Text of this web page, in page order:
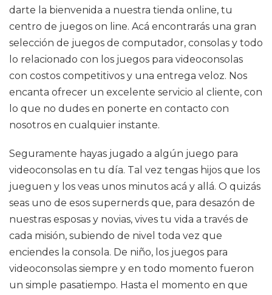
darte la bienvenida a nuestra tienda online, tu
centro de juegos on line. Acá encontrarás una gran
selección de juegos de computador, consolas y todo
lo relacionado con los juegos para videoconsolas
con costos competitivos y una entrega veloz. Nos
encanta ofrecer un excelente servicio al cliente, con
lo que no dudes en ponerte en contacto con
nosotros en cualquier instante.
Seguramente hayas jugado a algún juego para
videoconsolas en tu día. Tal vez tengas hijos que los
jueguen y los veas unos minutos acá y allá. O quizás
seas uno de esos supernerds que, para desazón de
nuestras esposas y novias, vives tu vida a través de
cada misión, subiendo de nivel toda vez que
enciendes la consola. De niño, los juegos para
videoconsolas siempre y en todo momento fueron
un simple pasatiempo. Hasta el momento en que